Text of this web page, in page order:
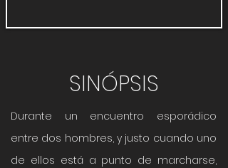
SINÓPSIS
Durante un encuentro esporádico
entre dos hombres, y justo cuando uno
de ellos está a punto de marcharse,